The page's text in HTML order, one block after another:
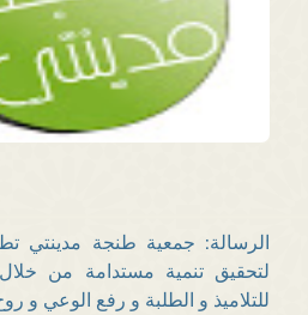
الرسالة: جمعية طنجة مدينتي
لتحقيق تنمية مستدامة من
للتلاميذ و الطلبة و رفع الوعي و